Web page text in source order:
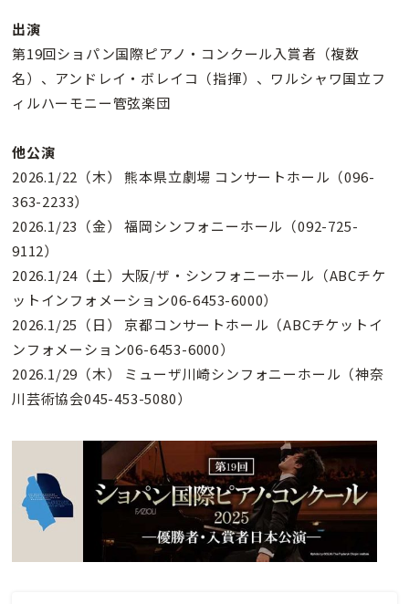
出演
第19回ショパン国際ピアノ・コンクール入賞者（複数
名）、アンドレイ・ボレイコ（指揮）、ワルシャワ国立フ
ィルハーモニー管弦楽団
他公演
2026.1/22（木） 熊本県立劇場 コンサートホール（096-
363-2233）
2026.1/23（金） 福岡シンフォニーホール（092-725-
9112）
2026.1/24（土）大阪/ザ・シンフォニーホール（ABCチケ
ットインフォメーション06-6453-6000）
2026.1/25（日） 京都コンサートホール（ABCチケットイ
ンフォメーション06-6453-6000）
2026.1/29（木） ミューザ川崎シンフォニーホール（神奈
川芸術協会045-453-5080）